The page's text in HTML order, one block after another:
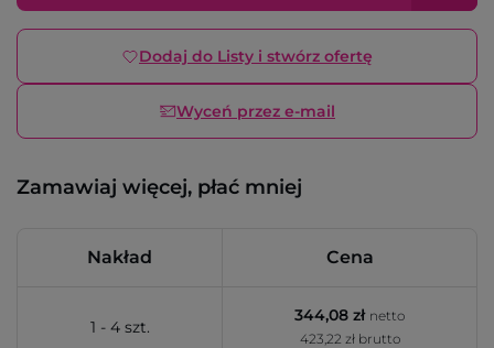
Dodaj do Listy i stwórz ofertę
Wyceń przez e-mail
Zamawiaj więcej, płać mniej
Nakład Cena
1 - 4 szt.
344,08 zł netto
423,22 zł brutto